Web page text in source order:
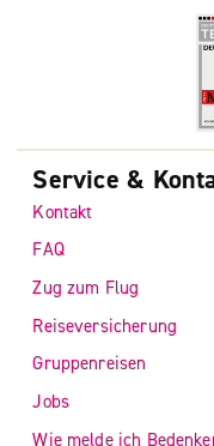
Service &
Kontakt
FAQ
Zug zum Flug
Reiseversicherung
Gruppenreisen
Jobs
Wie melde ich